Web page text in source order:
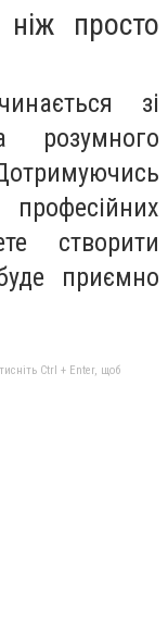
просто
зі
розумного
створити
приємно
Ctrl + Enter, щоб